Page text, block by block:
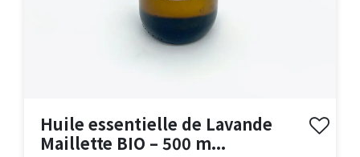
Huile essentielle de Lavande
Maillette BIO – 500 m...